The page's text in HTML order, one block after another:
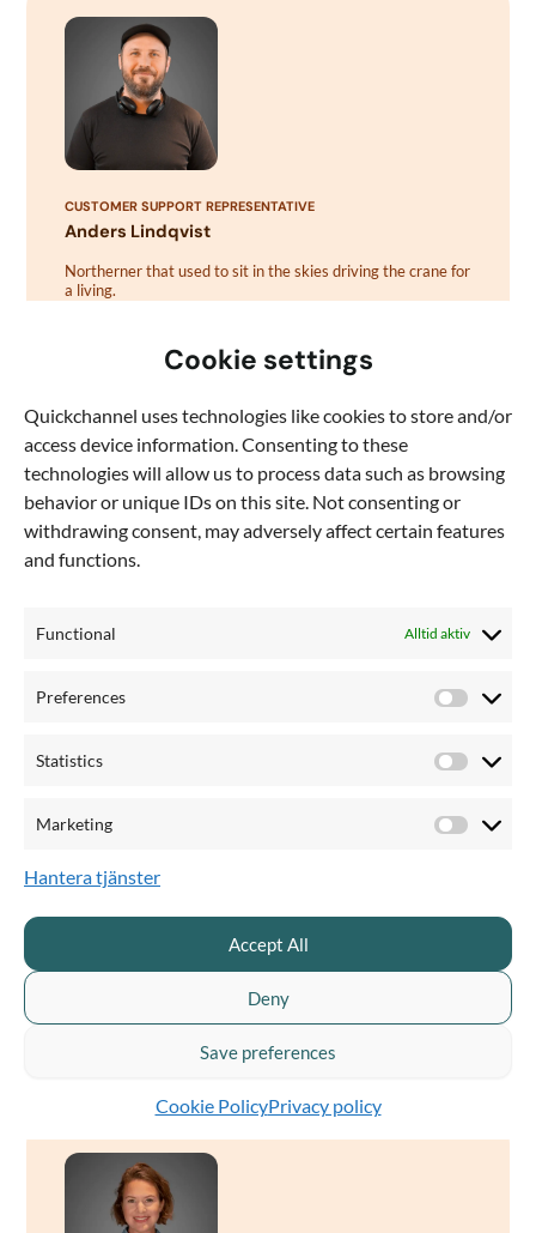
Cookie settings
Quickchannel uses technologies like cookies to store and/or
access device information. Consenting to these
technologies will allow us to process data such as browsing
behavior or unique IDs on this site. Not consenting or
withdrawing consent, may adversely affect certain features
and functions.
Functional Alltid aktiv
Preferences
Statistics Statistics
Marketing
Hantera tjänster
Accept All
Deny
Save preferences
Cookie PolicyPrivacy policy
CUSTOMER SUPPORT REPRESENTATIVE
Anders Lindqvist
Northerner that used to sit in the skies driving the crane for
a living.
Internationell mysteriekännare, expert på Kanarieöarna
och passionerad för olika kulturer.